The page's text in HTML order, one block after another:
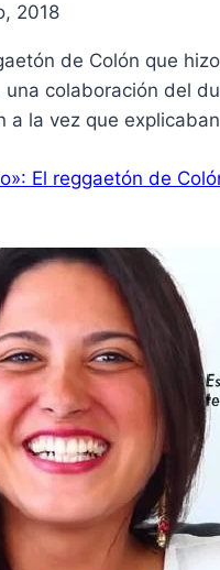
2018
de Colón que
colaboración del
a la vez que
El reggaetón de